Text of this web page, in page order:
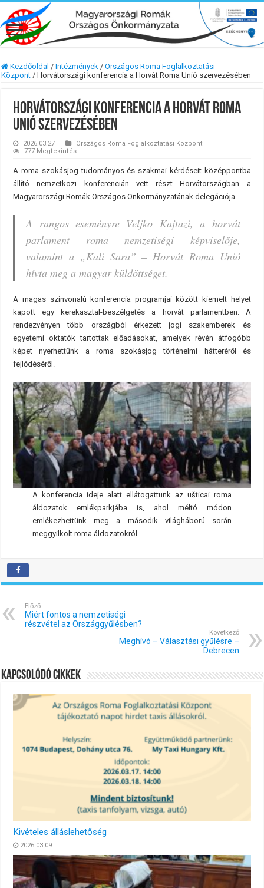
Kezdőoldal / Intézmények / Országos Roma Foglalkoztatási
Központ / Horvátországi konferencia a Horvát Roma Unió szervezésében
Horvátországi konferencia a Horvát Roma
Unió szervezésében
2026.03.27
Országos Roma Foglalkoztatási Központ
777 Megtekintés
A roma szokásjog tudományos és szakmai kérdéseit középpontba
állító nemzetközi konferencián vett részt Horvátországban a
Magyarországi Romák Országos Önkormányzatának delegációja.
A rangos eseményre Veljko Kajtazi, a horvát
parlament roma nemzetiségi képviselője,
valamint a „Kali Sara” – Horvát Roma Unió
hívta meg a magyar küldöttséget.
A magas színvonalú konferencia programjai között kiemelt helyet
kapott egy kerekasztal-beszélgetés a horvát parlamentben. A
rendezvényen több országból érkezett jogi szakemberek és
egyetemi oktatók tartottak előadásokat, amelyek révén átfogóbb
képet nyerhettünk a roma szokásjog történelmi hátteréről és
fejlődéséről.
A konferencia ideje alatt ellátogattunk az ušticai roma
áldozatok emlékparkjába is, ahol méltó módon
emlékezhettünk meg a második világháború során
meggyilkolt roma áldozatokról.
Előző
Miért fontos a nemzetiségi
részvétel az Országgyűlésben?
Következő
Meghívó – Választási gyűlésre –
Debrecen
Kapcsolódó cikkek
Kivételes álláslehetőség
2026.03.09